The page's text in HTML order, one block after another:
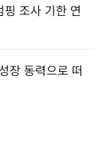
조사 기한 연
장 동력으로 떠